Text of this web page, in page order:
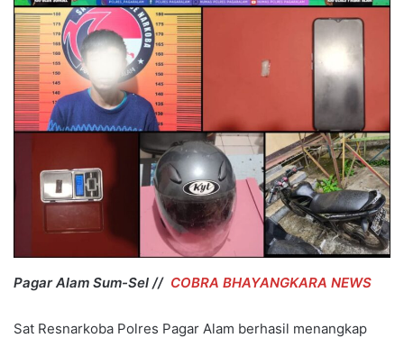
Pagar Alam Sum-Sel // COBRA BHAYANGKARA NEWS
Sat Resnarkoba Polres Pagar Alam berhasil menangkap